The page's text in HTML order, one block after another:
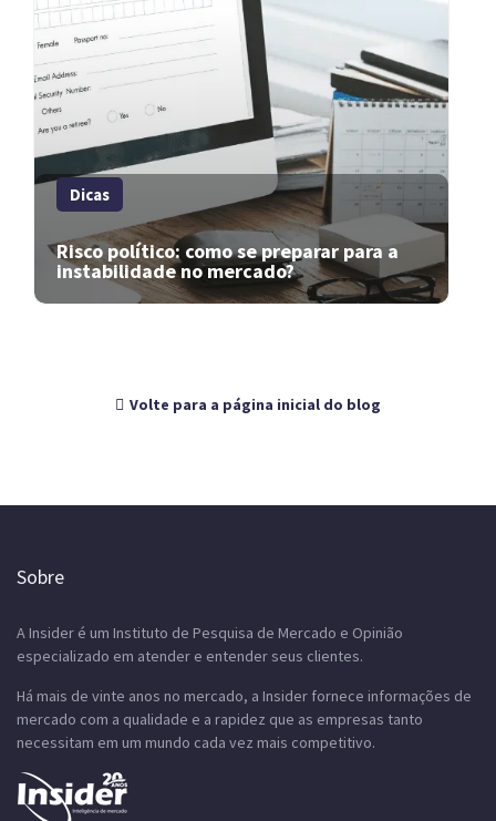
Dicas
Risco político: como se preparar para a
instabilidade no mercado?
Volte para a página inicial do blog
Sobre
A Insider é um Instituto de Pesquisa de Mercado e Opinião
especializado em atender e entender seus clientes.
Há mais de vinte anos no mercado, a Insider fornece informações de
mercado com a qualidade e a rapidez que as empresas tanto
necessitam em um mundo cada vez mais competitivo.